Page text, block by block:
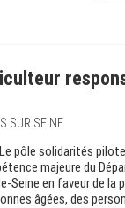
SUR SEINE
pôle solidarités
majeure du
Seine en faveur de la
âgées, des